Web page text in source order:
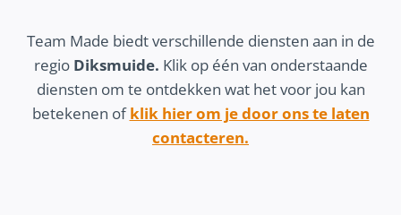
Team Made biedt verschillende diensten aan in de
regio Diksmuide. Klik op één van onderstaande
diensten om te ontdekken wat het voor jou kan
betekenen ofklik hier om je door ons te laten
contacteren.